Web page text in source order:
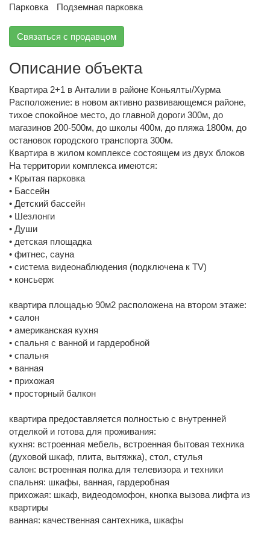
Парковка
Подземная парковка
Связаться с продавцом
Описание объекта
Квартира 2+1 в Анталии в районе Коньялты/Хурма
Расположение: в новом активно развивающемся районе,
тихое спокойное место, до главной дороги 300м, до
магазинов 200-500м, до школы 400м, до пляжа 1800м, до
остановок городского транспорта 300м.
Квартира в жилом комплексе состоящем из двух блоков
На территории комплекса имеются:
• Крытая парковка
• Бассейн
• Детский бассейн
• Шезлонги
• Души
• детская площадка
• фитнес, сауна
• система видеонаблюдения (подключена к TV)
• консьерж
квартира площадью 90м2 расположена на втором этаже:
• салон
• американская кухня
• спальня с ванной и гардеробной
• спальня
• ванная
• прихожая
• просторный балкон
квартира предоставляется полностью с внутренней
отделкой и готова для проживания:
кухня: встроенная мебель, встроенная бытовая техника
(духовой шкаф, плита, вытяжка), стол, стулья
салон: встроенная полка для телевизора и техники
спальня: шкафы, ванная, гардеробная
прихожая: шкаф, видеодомофон, кнопка вызова лифта из
квартиры
ванная: качественная сантехника, шкафы